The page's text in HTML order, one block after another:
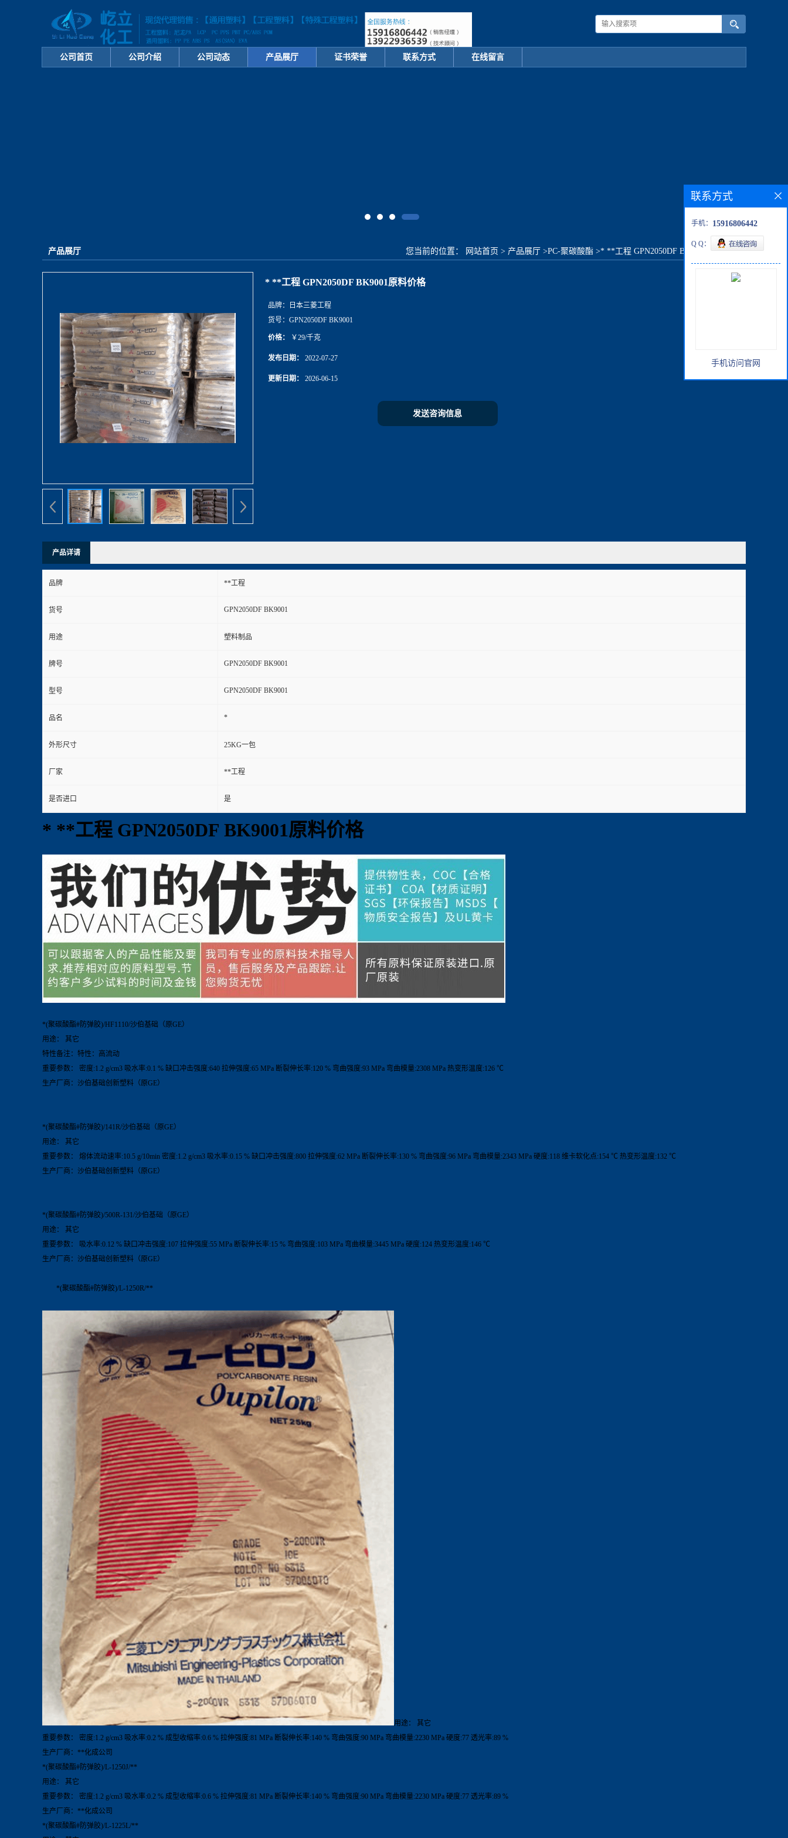
公司首页 公司介绍 公司动态 产品展厅 证书荣誉 联系方式 在线留言
产品展厅 您当前的位置： 网站首页 > 产品展厅 >PC-聚碳酸酯 >* **工程 GPN2050DF BK9001原料价格
* **工程 GPN2050DF BK9001原料价格
品牌：
日本三菱工程
货号： GPN2050DF BK9001
价格： ￥29/千克
发布日期： 2022-07-27
更新日期： 2026-06-15
发送咨询信息
产品详请
品牌 **工程
货号 GPN2050DF BK9001
用途 塑料制品
牌号 GPN2050DF BK9001
型号 GPN2050DF BK9001
品名 *
外形尺寸 25KG一包
厂家 **工程
是否进口 是
* **工程 GPN2050DF BK9001原料价格
*(聚碳酸酯#防弹胶)/HF1110/沙伯基础（原GE）
用途： 其它
特性备注：特性：高流动
重要参数： 密度:1.2 g/cm3 吸水率:0.1 % 缺口冲击强度:640 拉伸强度:65 MPa 断裂伸长率:120 % 弯曲强度:93 MPa 弯曲模量:2308 MPa 热变形温度:126 ℃
生产厂商：沙伯基础创新塑料（原GE）
*(聚碳酸酯#防弹胶)/141R/沙伯基础（原GE）
用途： 其它
重要参数： 熔体流动速率:10.5 g/10min 密度:1.2 g/cm3 吸水率:0.15 % 缺口冲击强度:800 拉伸强度:62 MPa 断裂伸长率:130 % 弯曲强度:96 MPa 弯曲模量:2343 MPa 硬度:118 维卡软化点:154 ℃ 热变形温度:132 ℃
生产厂商：沙伯基础创新塑料（原GE）
*(聚碳酸酯#防弹胶)/500R-131/沙伯基础（原GE）
用途： 其它
重要参数： 吸水率:0.12 % 缺口冲击强度:107 拉伸强度:55 MPa 断裂伸长率:15 % 弯曲强度:103 MPa 弯曲模量:3445 MPa 硬度:124 热变形温度:146 ℃
生产厂商：沙伯基础创新塑料（原GE）
*(聚碳酸酯#防弹胶)/L-1250R/**
用途： 其它
重要参数： 密度:1.2 g/cm3 吸水率:0.2 % 成型收缩率:0.6 % 拉伸强度:81 MPa 断裂伸长率:140 % 弯曲强度:90 MPa 弯曲模量:2230 MPa 硬度:77 透光率:89 %
生产厂商：**化成公司
*(聚碳酸酯#防弹胶)/L-1250J/**
用途： 其它
重要参数： 密度:1.2 g/cm3 吸水率:0.2 % 成型收缩率:0.6 % 拉伸强度:81 MPa 断裂伸长率:140 % 弯曲强度:90 MPa 弯曲模量:2230 MPa 硬度:77 透光率:89 %
生产厂商：**化成公司
*(聚碳酸酯#防弹胶)/L-1225L/**
联系方式
手机： 15916806442
Q Q：
手机访问官网